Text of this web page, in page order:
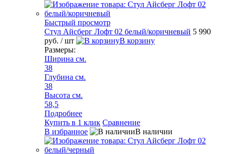
Быстрый просмотр
Стул Айсберг Лофт 02 белый/коричневый 5 990
руб. / шт
В корзину
Размеры:
Ширина см.
38
Глубина см.
38
Высота см.
58,5
Подробнее
Купить в 1 клик Сравнение
В избранное
В наличии